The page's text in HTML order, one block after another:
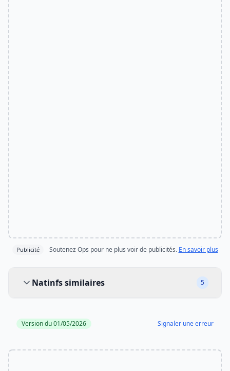
Publicité Soutenez Ops pour ne plus voir de publicités. En savoir plus
Natinfs similaires
5
Version du 01/05/2026 Signaler une erreur